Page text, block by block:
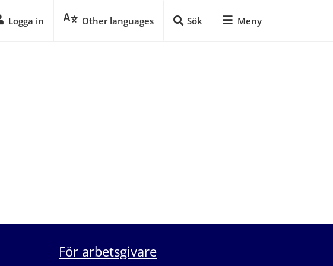
Logga in Other languages Sök Meny
För arbetsgivare